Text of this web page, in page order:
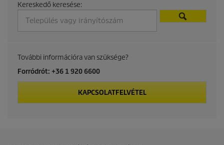
c
t
p
r
i
Kereskedő keresése:
További információra van szüksége?
Forródrót: +36 1 920 6600
KAPCSOLATFELVÉTEL